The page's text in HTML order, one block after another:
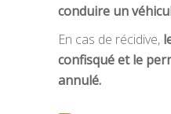
conduire un
En cas de récidive,
confisqué et le
annulé.